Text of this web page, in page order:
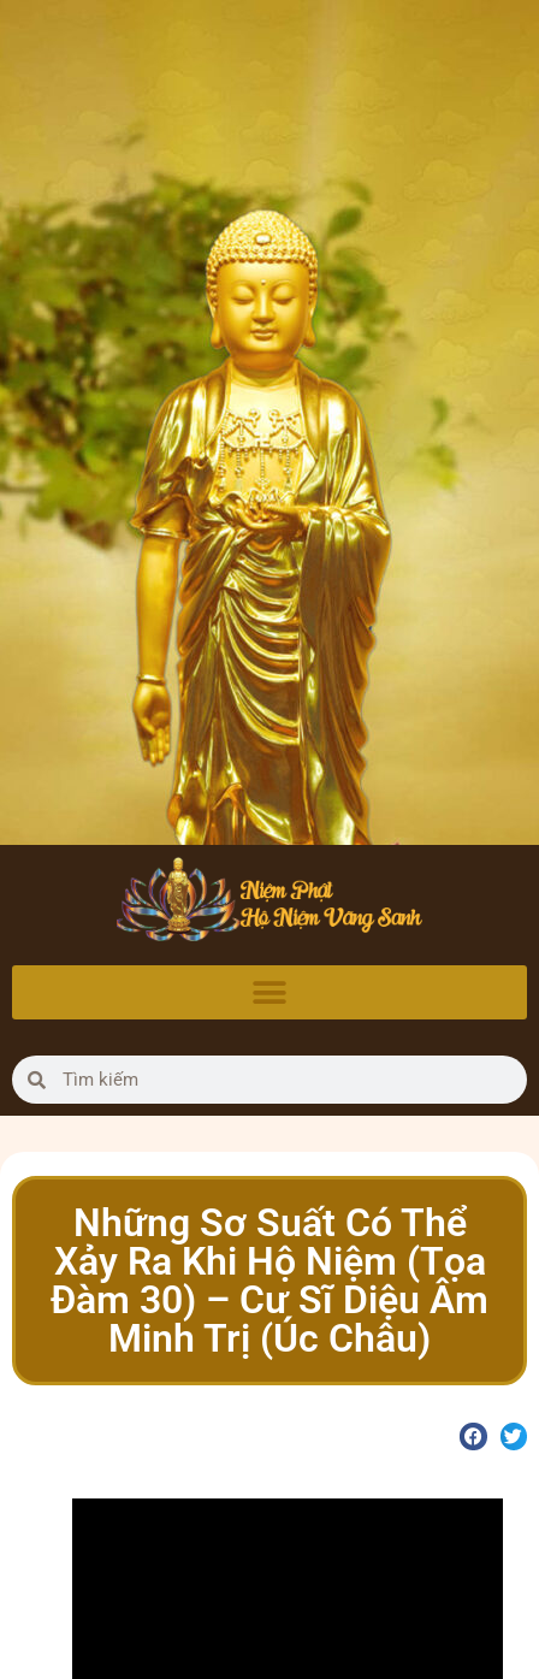
Những Sơ Suất Có Thể
Xảy Ra Khi Hộ Niệm (Tọa
Đàm 30) – Cư Sĩ Diệu Âm
Minh Trị (Úc Châu)